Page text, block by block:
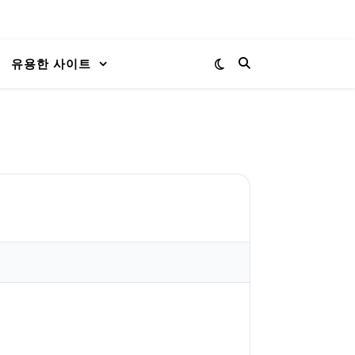
유용한 사이트